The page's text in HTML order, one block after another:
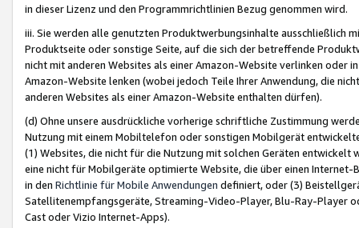
in dieser Lizenz und den Programmrichtlinien Bezug genommen wird.
iii. Sie werden alle genutzten Produktwerbungsinhalte ausschließlich
Produktseite oder sonstige Seite, auf die sich der betreffende
nicht mit anderen Websites als einer Amazon-Website verlinken oder
Amazon-Website lenken (wobei jedoch Teile Ihrer Anwendung, die
anderen Websites als einer Amazon-Website enthalten dürfen).
(d) Ohne unsere ausdrückliche vorherige schriftliche Zustimmung
Nutzung mit einem Mobiltelefon oder sonstigen Mobilgerät
(1) Websites, die nicht für die Nutzung mit solchen Geräten
eine nicht für Mobilgeräte optimierte Website, die über einen
in den Richtlinie für Mobile Anwendungen definiert, oder (3)
Satellitenempfangsgeräte, Streaming-Video-Player, Blu-Ray-Player
Cast oder Vizio Internet-Apps).